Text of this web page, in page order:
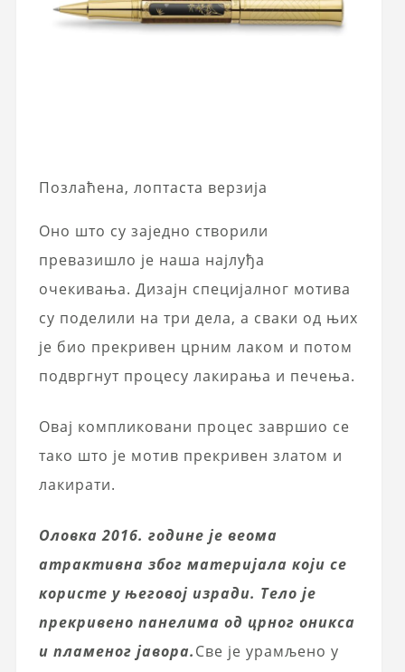
Позлаћена, лоптаста верзија
Оно што су заједно створили
превазишло је наша најлуђа
очекивања. Дизајн специјалног мотива
су поделили на три дела, а сваки од њих
је био прекривен црним лаком и потом
подвргнут процесу лакирања и печења.
Овај компликовани процес завршио се
тако што је мотив прекривен златом и
лакирати.
Оловка 2016. године је веома
атрактивна због материјала који се
користе у његовој изради. Тело је
прекривено панелима од црног оникса
и пламеног јавора.Све је урамљено у